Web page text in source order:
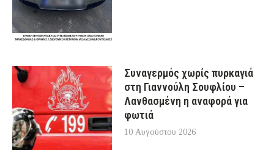
Συναγερμός χωρίς πυρκαγιά
στη Γιαννούλη Σουφλίου –
Λανθασμένη η αναφορά για
φωτιά
10 Αυγούστου 2026